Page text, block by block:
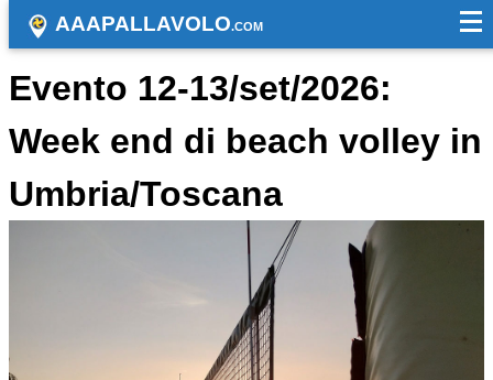
AAAPALLAVOLO.COM
Evento 12-13/set/2026:
Week end di beach volley in
Umbria/Toscana